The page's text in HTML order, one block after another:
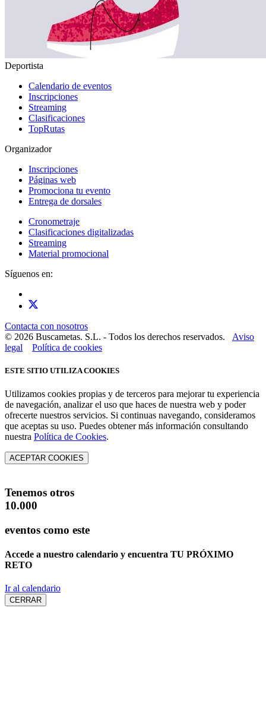
Deportista
Calendario de eventos
Inscripciones
Streaming
Clasificaciones
TopRutas
Organizador
Inscripciones
Páginas web
Promociona tu evento
Entrega de dorsales
Cronometraje
Clasificaciones digitalizadas
Streaming
Material promocional
Síguenos en:
Contacta con nosotros
© 2026 Buscametas. S.L. - Todos los derechos reservados. Aviso
legal
Política de cookies
ESTE SITIO UTILIZA COOKIES
Utilizamos cookies propias y de terceros para mejorar tu experiencia
de navegación, analizar el uso que haces de nuestra web y poder
ofrecerte nuestros servicios. Si continuas navegando, consideramos
que aceptas su uso. Puedes obtener más información consultando
nuestra Política de Cookies.
ACEPTAR COOKIES
Tenemos otros
10.000
eventos como este
Accede a nuestro calendario y encuentra TU PRÓXIMO
RETO
Ir al calendario
CERRAR